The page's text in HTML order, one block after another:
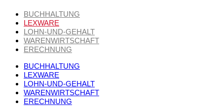
BUCHHALTUNG
LEXWARE
LOHN-UND-GEHALT
WARENWIRTSCHAFT
ERECHNUNG
BUCHHALTUNG
LEXWARE
LOHN-UND-GEHALT
WARENWIRTSCHAFT
ERECHNUNG